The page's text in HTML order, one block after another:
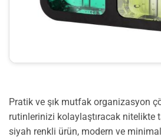
Pratik ve şık mutfak organizasyon
rutinlerinizi kolaylaştıracak nitelikte
siyah renkli ürün, modern ve